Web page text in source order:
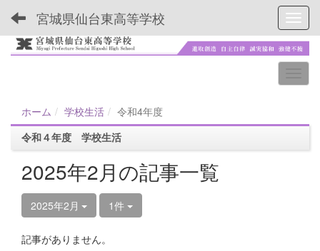
宮城県仙台東高等学校
ホーム 学校生活
令和4年度
令和４年度 学校生活
2025年2月の記事一覧
2025年2月 1件
記事がありません。